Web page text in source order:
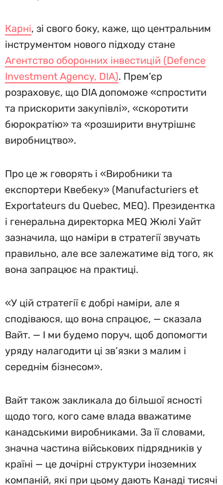
Карні, зі свого боку, каже, що центральним
інструментом нового підходу стане
Агентство оборонних інвестицій (Defence
Investment Agency, DIA). Прем’єр
розраховує, що DIA допоможе «спростити
та прискорити закупівлі», «скоротити
бюрократію» та «розширити внутрішнє
виробництво».
Про це ж говорять і «Виробники та
експортери Квебеку» (Manufacturiers et
Exportateurs du Quebec, MEQ). Президентка
і генеральна директорка MEQ Жюлі Уайт
зазначила, що наміри в стратегії звучать
правильно, але все залежатиме від того, як
вона запрацює на практиці.
«У цій стратегії є добрі наміри, але я
сподіваюся, що вона спрацює, — сказала
Вайт. — І ми будемо поруч, щоб допомогти
уряду налагодити ці зв’язки з малим і
середнім бізнесом».
Вайт також закликала до більшої ясності
щодо того, кого саме влада вважатиме
канадськими виробниками. За її словами,
значна частина військових підрядників у
країні — це дочірні структури іноземних
компаній, які при цьому дають Канаді тисячі